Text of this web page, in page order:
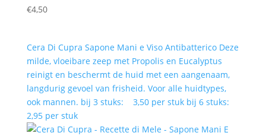
€4,50
Cera Di Cupra Sapone Mani e Viso Antibatterico Deze
milde, vloeibare zeep met Propolis en Eucalyptus
reinigt en beschermt de huid met een aangenaam,
langdurig gevoel van frisheid. Voor alle huidtypes,
ook mannen. bij 3 stuks: 3,50 per stuk bij 6 stuks:
2,95 per stuk